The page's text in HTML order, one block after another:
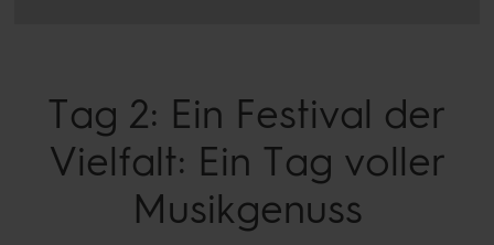
Tag 2: Ein Festival der
Vielfalt: Ein Tag voller
Musikgenuss